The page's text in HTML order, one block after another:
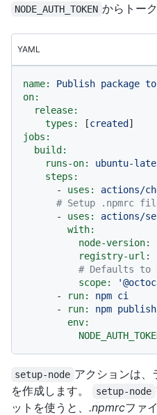
NODE_AUTH_TOKEN からトー
YAML
name: Publish package to
on:
release:
types:
[created
jobs:
build:
runs-on:
ubuntu-
steps:
-
uses:
actions/
# Setup .npmrc
-
uses:
actions/
with:
node-version:
registry-url:
# Defaults to
scope:
-
run: npm ci
-
run: npm publish
env:
setup-node アクションは、
を作成します。
setup-node
ットを使うと、 .npmrcファ